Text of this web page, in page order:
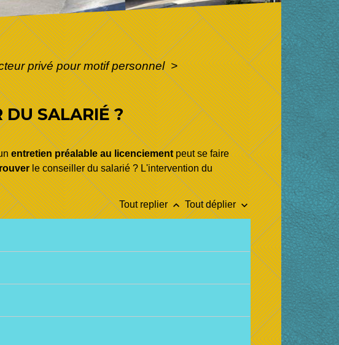
privé pour motif personnel>
DU SALARIÉ ?
entretien préalable au licenciementpeut se faire
le conseiller du salarié ? L'intervention du
Tout replierkeyboard_arrow_up Tout déplierkeyboard_arrow_down